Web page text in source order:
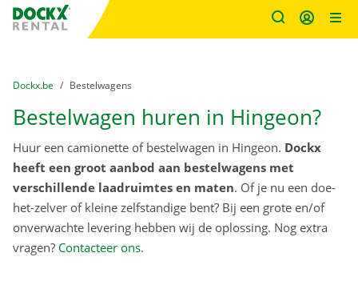
Fratello DEMO
U bevindt zich hier:
van
Dockx.be naar
Bestelwagens
Bestelwagen huren in Hingeon?
Huur een camionette of bestelwagen in Hingeon. Dockx
heeft een groot aanbod aan bestelwagens met
verschillende laadruimtes en maten. Of je nu een doe-
het-zelver of kleine zelfstandige bent? Bij een grote en/of
onverwachte levering hebben wij de oplossing. Nog extra
vragen? Contacteer ons.